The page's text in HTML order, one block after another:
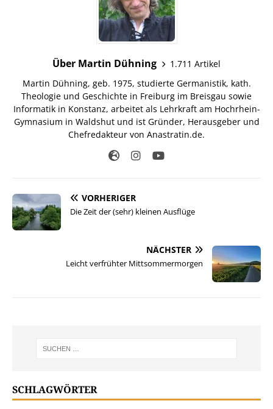
Über Martin Dühning
1.711 Artikel
Martin Dühning, geb. 1975, studierte Germanistik, kath.
Theologie und Geschichte in Freiburg im Breisgau sowie
Informatik in Konstanz, arbeitet als Lehrkraft am Hochrhein-
Gymnasium in Waldshut und ist Gründer, Herausgeber und
Chefredakteur von Anastratin.de.
VORHERIGER
Die Zeit der (sehr) kleinen Ausflüge
NÄCHSTER
Leicht verfrühter Mittsommermorgen
SCHLAGWÖRTER